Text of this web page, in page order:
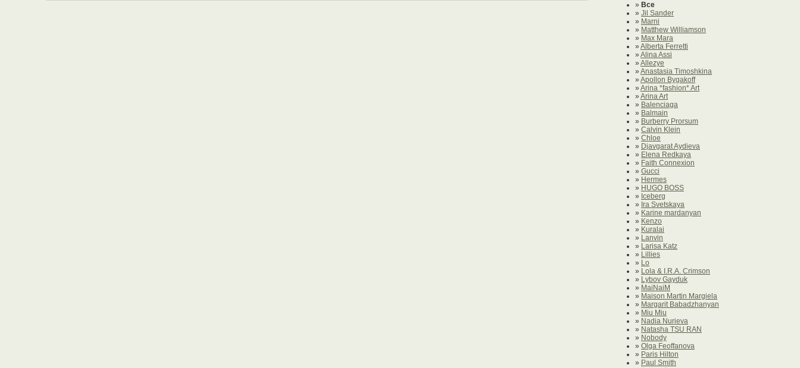
» Все
» Jil Sander
» Marni
» Matthew Williamson
» Max Mara
» Alberta Ferretti
» Alina Assi
» Allezye
» Anastasia Timoshkina
» Apollon Bygakoff
» Arina *fashion* Art
» Arina Art
» Balenciaga
» Balmain
» Burberry Prorsum
» Calvin Klein
» Chloe
» Djavgarat Aydieva
» Elena Redkaya
» Faith Connexion
» Gucci
» Hermes
» HUGO BOSS
» Iceberg
» Ira Svetskaya
» Karine mardanyan
» Kenzo
» Kuralai
» Lanvin
» Larisa Katz
» Lillies
» Lo
» Lola & I.R.A. Crimson
» Lybov Gayduk
» MaiNaiM
» Maison Martin Margiela
» Margarit Babadzhanyan
» Miu Miu
» Nadia Nurieva
» Natasha TSU RAN
» Nobody
» Olga Feoffanova
» Paris Hilton
» Paul Smith